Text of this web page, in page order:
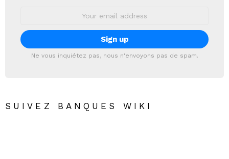
Ne vous inquiétez pas, nous n'envoyons pas de spam.
SUIVEZ BANQUES WIKI